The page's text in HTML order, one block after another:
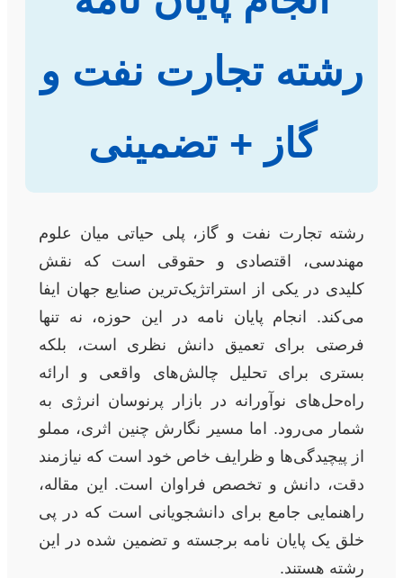
رشته تجارت نفت و
گاز + تضمینی
رشته تجارت نفت و گاز، پلی حیاتی میان علوم
مهندسی، اقتصادی و حقوقی است که نقش
کلیدی در یکی از استراتژیک‌ترین صنایع جهان ایفا
می‌کند. انجام پایان نامه در این حوزه، نه تنها
فرصتی برای تعمیق دانش نظری است، بلکه
بستری برای تحلیل چالش‌های واقعی و ارائه
راه‌حل‌های نوآورانه در بازار پرنوسان انرژی به
شمار می‌رود. اما مسیر نگارش چنین اثری، مملو
از پیچیدگی‌ها و ظرایف خاص خود است که نیازمند
دقت، دانش و تخصص فراوان است. این مقاله،
راهنمایی جامع برای دانشجویانی است که در پی
خلق یک پایان نامه برجسته و تضمین شده در این
رشته هستند.